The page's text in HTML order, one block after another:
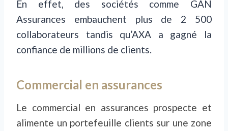
En effet, des sociétés comme GAN
Assurances embauchent plus de 2 500
collaborateurs tandis qu’AXA a gagné la
confiance de millions de clients.
Commercial en assurances
Le commercial en assurances prospecte et
alimente un portefeuille clients sur une zone